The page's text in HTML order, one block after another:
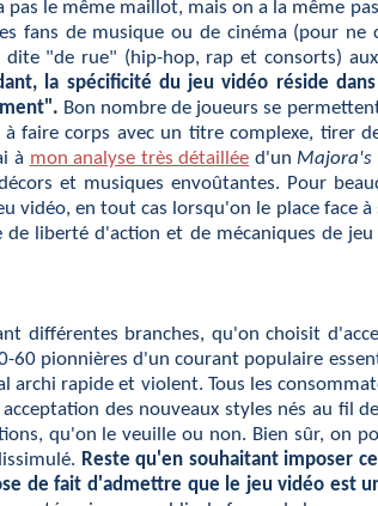
le même maillot, mais on a la même
fans de musique ou de cinéma (pour
"de rue" (hip-hop, rap et consorts)
la spécificité du jeu vidéo réside
Bon nombre de joueurs se
corps avec un titre complexe, tirer
à mon analyse très détaillée d'un Majora's
et musiques envoûtantes. Pour
en tout cas lorsqu'on le place face
liberté d'action et de mécaniques de
différentes branches, qu'on choisit
60 pionnières d'un courant populaire
rapide et violent. Tous les
des nouveaux styles nés au fil
qu'on le veuille ou non. Bien sûr, on
Reste qu'en souhaitant imposer
de fait d'admettre que le jeu vidéo est